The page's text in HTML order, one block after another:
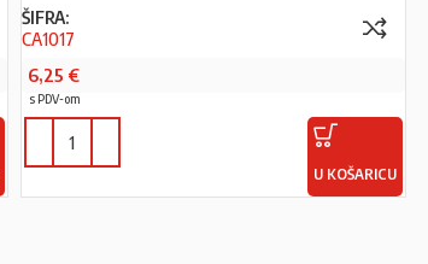
ŠIFRA:
CA1017
6,25 €
s PDV-om
U KOŠARICU